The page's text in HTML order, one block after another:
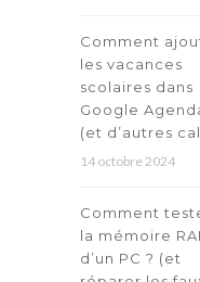
Comment
les vacances
scolaires dans
Google
(et d’autres
14 octobre 2024
Comment
la mémoire
d’un PC ? (et